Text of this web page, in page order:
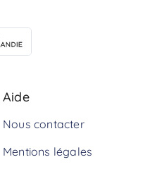
Aide
Nous contacter
Mentions légales